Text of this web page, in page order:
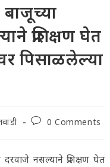
प्रशिक्षण घेत
पिसाळलेल्या
Post0 Comments
नसल्याने प्रशिक्षण घेत